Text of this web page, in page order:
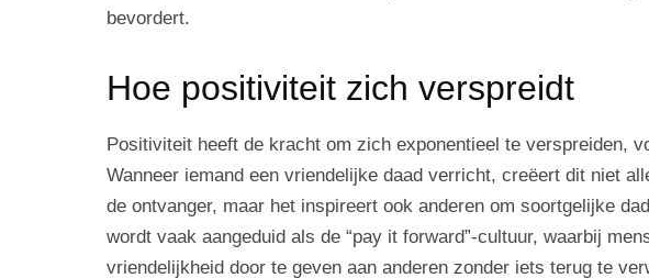
bevordert.
Hoe positiviteit zich verspreidt
Positiviteit heeft de kracht om zich exponentieel te verspreiden,
Wanneer iemand een vriendelijke daad verricht, creëert dit niet
de ontvanger, maar het inspireert ook anderen om soortgelijke
wordt vaak aangeduid als de “pay it forward”-cultuur, waarbij
vriendelijkheid door te geven aan anderen zonder iets terug te